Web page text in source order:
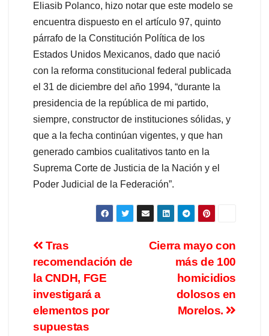
Eliasib Polanco, hizo notar que este modelo se
encuentra dispuesto en el artículo 97, quinto
párrafo de la Constitución Política de los
Estados Unidos Mexicanos, dado que nació
con la reforma constitucional federal publicada
el 31 de diciembre del año 1994, “durante la
presidencia de la república de mi partido,
siempre, constructor de instituciones sólidas, y
que a la fecha continúan vigentes, y que han
generado cambios cualitativos tanto en la
Suprema Corte de Justicia de la Nación y el
Poder Judicial de la Federación”.
Cierra mayo con
más de 100
homicidios
dolosos en
Morelos.
Tras
recomendación de
la CNDH, FGE
investigará a
elementos por
supuestas